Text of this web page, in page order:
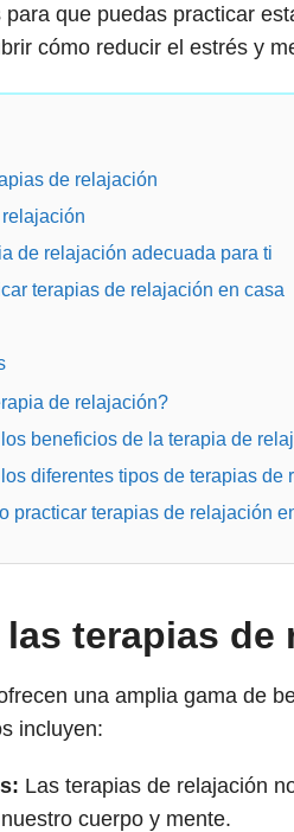
que puedas practicar
cómo reducir el estrés y
de relajación
de relajación adecuada para ti
terapias de relajación en casa
de relajación?
beneficios de la terapia de
diferentes tipos de terapias de
practicar terapias de relajación
terapias de
una amplia gama de
incluyen:
Las terapias de relajación
cuerpo y mente.